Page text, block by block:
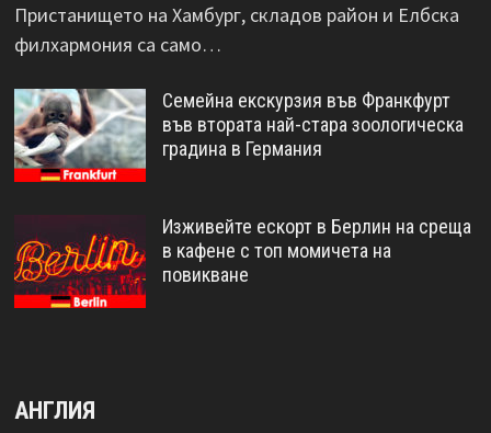
Пристанището на Хамбург, складов район и Елбска
филхармония са само…
Семейна екскурзия във Франкфурт
във втората най-стара зоологическа
градина в Германия
Изживейте ескорт в Берлин на среща
в кафене с топ момичета на
повикване
АНГЛИЯ